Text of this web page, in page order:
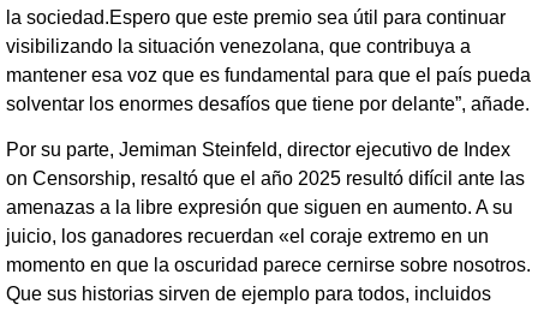
la sociedad.Espero que este premio sea útil para continuar
visibilizando la situación venezolana, que contribuya a
mantener esa voz que es fundamental para que el país pueda
solventar los enormes desafíos que tiene por delante”, añade.
Por su parte, Jemiman Steinfeld, director ejecutivo de Index
on Censorship, resaltó que el año 2025 resultó difícil ante las
amenazas a la libre expresión que siguen en aumento. A su
juicio, los ganadores recuerdan «el coraje extremo en un
momento en que la oscuridad parece cernirse sobre nosotros.
Que sus historias sirven de ejemplo para todos, incluidos